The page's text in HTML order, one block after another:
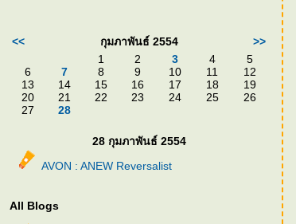
<< กุมภาพันธ์ 2554
>>
1
2 3 4
5
6
7 8 9 10 11
12
13
14 15 16 17 18
19
20
21 22 23 24 25
26
27
28
28 กุมภาพันธ์ 2554
AVON : ANEW Reversalist
All Blogs